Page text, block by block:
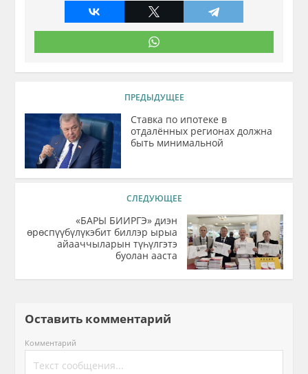
ПРЕДЫДУЩЕЕ
Ставка по ипотеке в
отдалённых регионах должна
быть минимальной
СЛЕДУЮЩЕЕ
«БАРЫ БИИРГЭ» диэн
өрөспүүбүлүкэбит биллэр ырыа
айааччыларын түһүлгэтэ
буолан ааста
Оставить комментарий
Комментарий